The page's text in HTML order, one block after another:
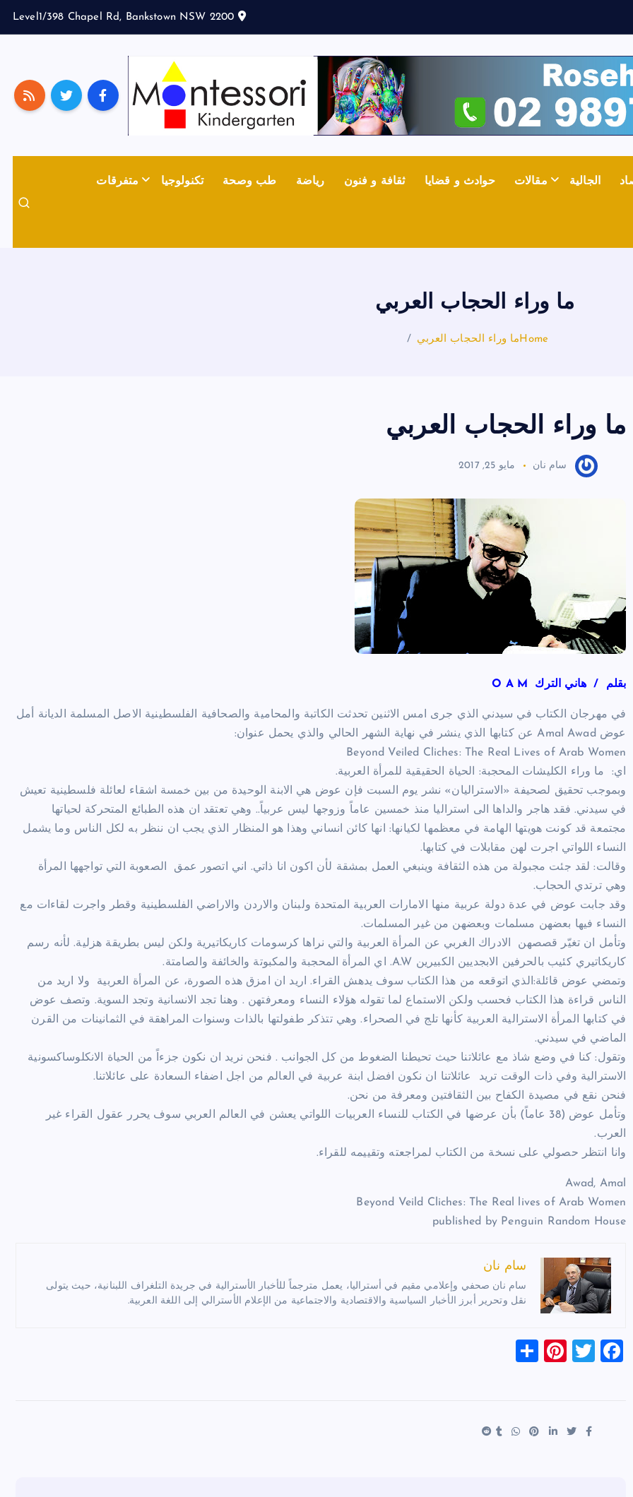
Level1/398 Chapel Rd, Bankstown NSW 2200
الجالية مقالات حوادث و قضايا ثقافة و فنون رياضة طب وصحة تكنولوجيا متفرقات
ما وراء الحجاب العربي
Homeما وراء الحجاب العربي
ما وراء الحجاب العربي
سام نان مايو 25, 2017
بقلم / هاني الترك O A M
في مهرجان الكتاب في سيدني الذي جرى امس الاثنين تحدثت الكاتبة والمحامية والصحافية الفلسطينية الاصل المسلمة الديانة أمل
عوض Amal Awad عن كتابها الذي ينشر في نهاية الشهر الحالي والذي يحمل عنوان:
Beyond Veiled Cliches: The Real Lives of Arab Women
اي: ما وراء الكليشات المحجبة: الحياة الحقيقية للمرأة العربية.
وبموجب تحقيق لصحيفة «الاستراليان» نشر يوم السبت فإن عوض هي الابنة الوحيدة من بين خمسة اشقاء لعائلة فلسطينية تعيش
في سيدني. فقد هاجر والداها الى استراليا منذ خمسين عاماً وزوجها ليس عربياً.. وهي تعتقد ان هذه الطبائع المتحركة لحياتها
مجتمعة قد كونت هويتها الهامة في معظمها لكيانها: انها كائن انساني وهذا هو المنظار الذي يجب ان ننظر به لكل الناس وما يشمل
النساء اللواتي اجرت لهن مقابلات في كتابها.
وقالت: لقد جئت مجبولة من هذه الثقافة وينبغي العمل بمشقة لأن اكون انا ذاتي. اني اتصور عمق الصعوبة التي تواجهها المرأة
وهي ترتدي الحجاب.
وقد جابت عوض في عدة دولة عربية منها الامارات العربية المتحدة ولبنان والاردن والاراضي الفلسطينية وقطر واجرت لقاءات مع
النساء فيها بعضهن مسلمات وبعضهن من غير المسلمات.
وتأمل ان تغيّر قصصهن الادراك الغربي عن المرأة العربية والتي نراها كرسومات كاريكاتيرية ولكن ليس بطريقة هزلية. لأنه رسم
كاريكاتيري كئيب بالحرفين الابجديين الكبيرين A.W. اي المرأة المحجبة والمكبوتة والخائفة والصامتة.
وتمضي عوض قائلة:الذي اتوقعه من هذا الكتاب سوف يدهش القراء. اريد ان امزق هذه الصورة، عن المرأة العربية ولا اريد من
الناس قراءة هذا الكتاب فحسب ولكن الاستماع لما تقوله هؤلاء النساء ومعرفتهن . وهنا تجد الانسانية وتجد السوية. وتصف عوض
في كتابها المرأة الاسترالية العربية كأنها تلج في الصحراء. وهي تتذكر طفولتها بالذات وسنوات المراهقة في الثمانينات من القرن
الماضي في سيدني.
وتقول: كنا في وضع شاذ مع عائلاتنا حيث تحيطنا الضغوط من كل الجوانب . فنحن نريد ان نكون جزءاً من الحياة الانكلوساكسونية
الاسترالية وفي ذات الوقت تريد عائلاتنا ان نكون افضل ابنة عربية في العالم من اجل اضفاء السعادة على عائلاتنا.
فنحن نقع في مصيدة الكفاح بين الثقافتين ومعرفة من نحن.
وتأمل عوض (38 عاماً) بأن عرضها في الكتاب للنساء العربيات اللواتي يعشن في العالم العربي سوف يحرر عقول القراء غير
العرب.
وانا انتظر حصولي على نسخة من الكتاب لمراجعته وتقييمه للقراء.
Awad, Amal
Beyond Veild Cliches: The Real lives of Arab Women
published by Penguin Random House
سام نان
سام نان صحفي وإعلامي مقيم في أستراليا، يعمل مترجماً للأخبار الأسترالية في جريدة التلغراف اللبنانية، حيث يتولى
نقل وتحرير أبرز الأخبار السياسية والاقتصادية والاجتماعية من الإعلام الأسترالي إلى اللغة العربية.
F
b
T
Pi
t